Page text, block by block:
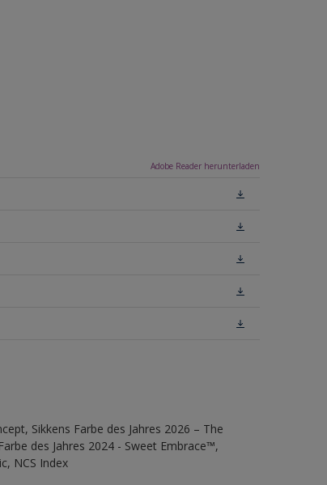
Adobe Reader herunterladen
Sikkens Farbe des Jahres 2026 – The
des Jahres 2024 - Sweet Embrace™,
NCS Index